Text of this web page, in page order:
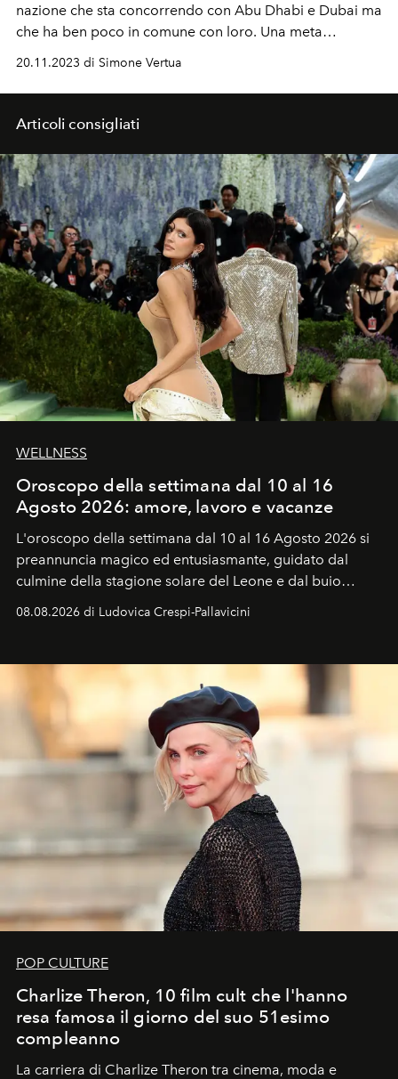
nazione che sta concorrendo con Abu Dhabi e Dubai ma
che ha ben poco in comune con loro. Una meta
destinata ad essere un gioiello per gli amanti della
20.11.2023 di Simone Vertua
Articoli consigliati
WELLNESS
Oroscopo della settimana dal 10 al 16
Agosto 2026: amore, lavoro e vacanze
L'oroscopo della settimana dal 10 al 16 Agosto 2026 si
preannuncia magico ed entusiasmante, guidato dal
culmine della stagione solare del Leone e dal buio
favorevole della Luna nuova in Leone del 12 agosto,
ideale per la notte delle Perseidi.
08.08.2026 di Ludovica Crespi-Pallavicini
POP CULTURE
Charlize Theron, 10 film cult che l'hanno
resa famosa il giorno del suo 51esimo
compleanno
La carriera di Charlize Theron tra cinema, moda e